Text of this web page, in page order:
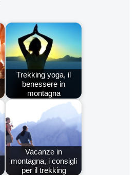
Trekking yoga, il
benessere in
montagna
Vacanze in
montagna, i consigli
per il trekking